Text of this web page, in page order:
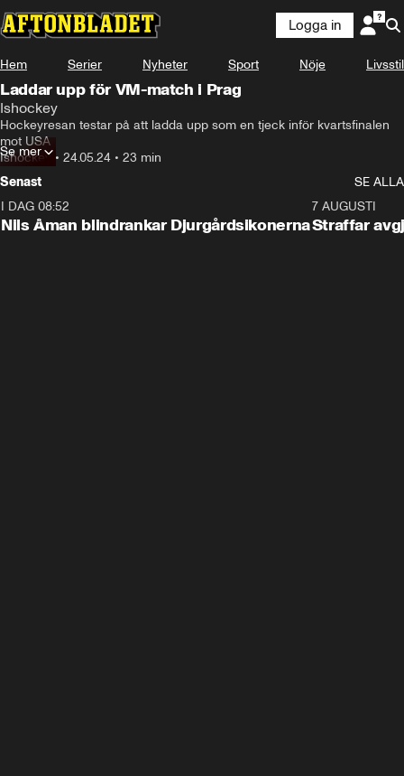
Logga in
Hem Serier Nyheter Sport Nöje Livsstil
Laddar upp för VM-match i Prag
Ishockey
Hockeyresan testar på att ladda upp som en tjeck inför kvartsfinalen
mot USA
Ishockey• 24.05.24 • 23 min
Se mer
Senast
SE ALLA
I DAG 08:52
Nils Åman blindrankar Djurgårdsikonerna
7 AUGUSTI
Straffar